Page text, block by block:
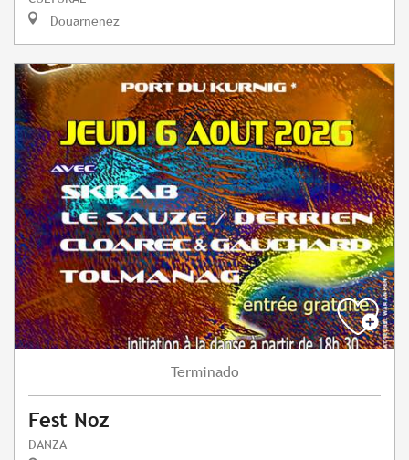
Douarnenez
Terminado
Fest Noz
DANZA